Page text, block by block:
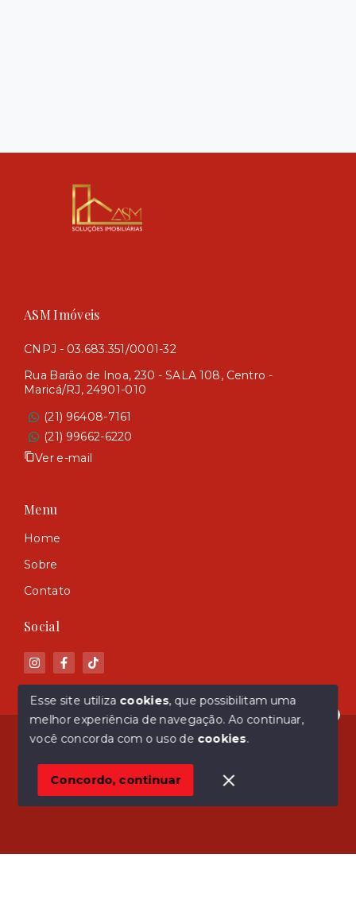
Olá! Estamos disponíveis para te ajudar.
ASM Imóveis
CNPJ - 03.683.351/0001-32
Rua Barão de Inoa, 230 - SALA 108, Centro -
Maricá/RJ, 24901-010
(21) 96408-7161
(21) 99662-6220
Ver e-mail
Menu
Home
Sobre
Contato
Social
© Copyright 2026 - ASM Imóveis - Todos os direitos
SITE PARA IMOBILIARIA
Esse site utiliza cookies, que possibilitam uma
melhor experiência de navegação.Ao continuar,
você concorda com o uso de cookies.
Concordo, continuar